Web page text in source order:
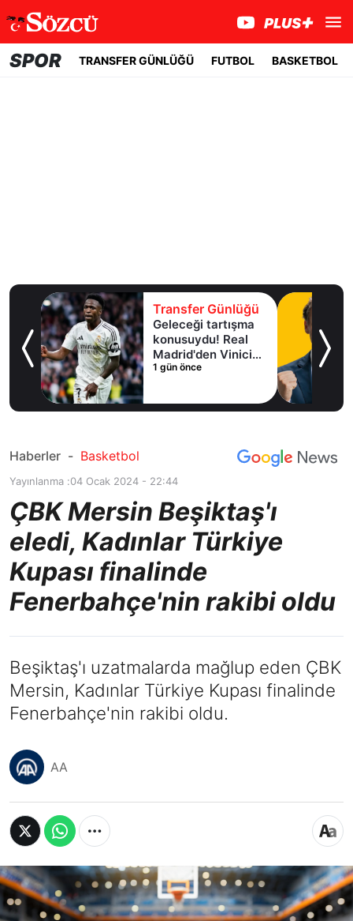
SPOR TRANSFER GÜNLÜĞÜ FUTBOL BASKETBOL
Transfer Günlüğü
Geleceği tartışma
konusuydu! Real
Madrid'den Vinicius
Junior kararı
1 gün önce
Haberler - Basketbol
Yayınlanma :04 Ocak 2024 - 22:44
ÇBK Mersin Beşiktaş'ı
eledi, Kadınlar Türkiye
Kupası finalinde
Fenerbahçe'nin rakibi oldu
Beşiktaş'ı uzatmalarda mağlup eden ÇBK
Mersin, Kadınlar Türkiye Kupası finalinde
Fenerbahçe'nin rakibi oldu.
AA